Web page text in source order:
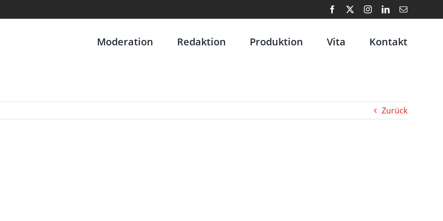
Facebook InstagramLinkedIn
E-
Moderation Redaktion Produktion Vita Kontakt
Zurück